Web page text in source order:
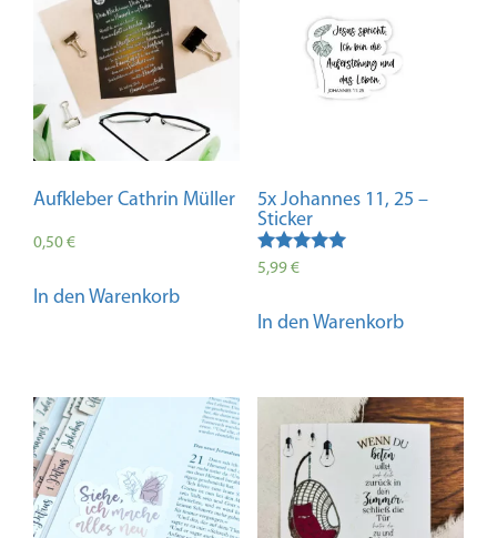
Aufkleber Cathrin Müller
0,50€
In den Warenkorb
5x Johannes 11, 25 –
Sticker
Bewertet mit
5,99€
In den Warenkorb